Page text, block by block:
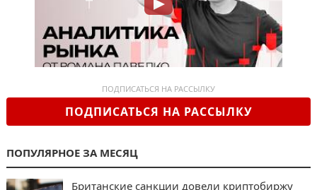
ПОДПИСАТЬСЯ НА РАССЫЛКУ
ПОДПИСАТЬСЯ НА РАССЫЛКУ
ПОПУЛЯРНОЕ ЗА МЕСЯЦ
Британские санкции довели криптобиржу